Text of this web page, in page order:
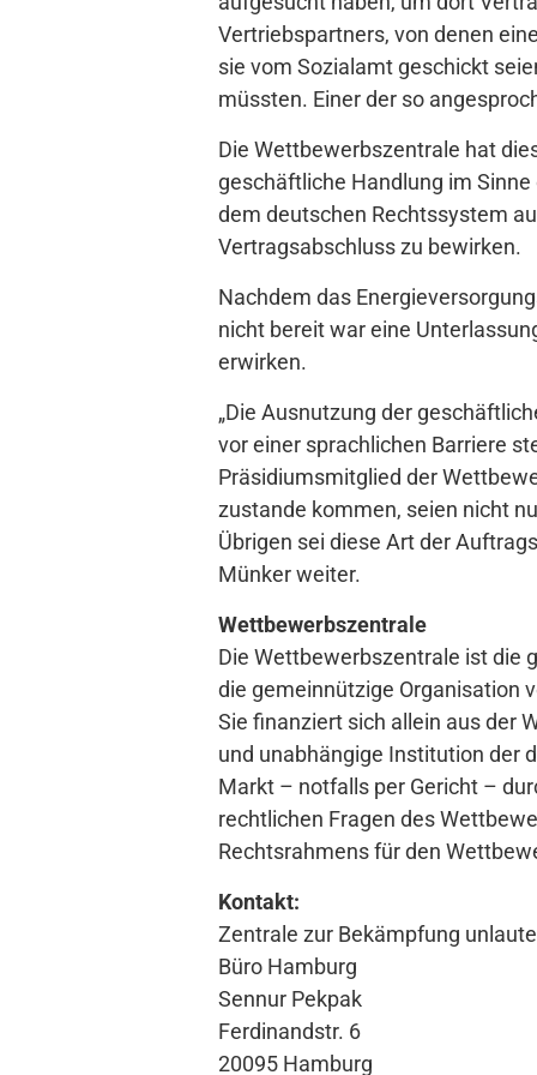
Vertriebspartners, von denen
sie vom Sozialamt geschickt
müssten. Einer der so
Die Wettbewerbszentrale hat
geschäftliche Handlung im
dem deutschen Rechtssystem
Vertragsabschluss zu bewirken.
Nachdem das
nicht bereit war eine
erwirken.
„Die Ausnutzung der
vor einer sprachlichen Barriere
Präsidiumsmitglied der
zustande kommen, seien nicht
Übrigen sei diese Art der
Münker weiter.
Wettbewerbszentrale
Die Wettbewerbszentrale ist die
die gemeinnützige Organisation
Sie finanziert sich allein aus der
und unabhängige Institution der
Markt – notfalls per Gericht –
rechtlichen Fragen des
Rechtsrahmens für den
Kontakt:
Zentrale zur Bekämpfung
Büro Hamburg
Sennur Pekpak
Ferdinandstr. 6
20095 Hamburg